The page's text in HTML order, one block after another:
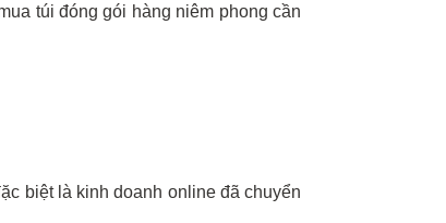
túi đóng gói hàng niêm phong cần
biệt là kinh doanh online đã chuyển